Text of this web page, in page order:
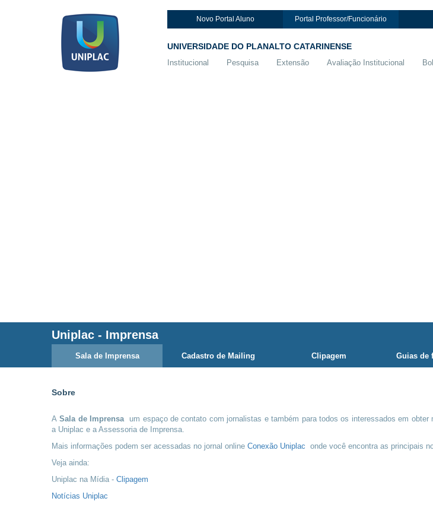
Novo Portal Aluno Portal Professor/Funcionário
UNIVERSIDADE DO PLANALTO CATARINENSE
Institucional Pesquisa Extensão Avaliação Institucional
Uniplac - Imprensa
Sala de Imprensa Cadastro de Mailing Clipagem Guias de
Sobre
ASala de Imprensa um espaço de contato com jornalistas e também para todos os interessados em obter
a Uniplac e a Assessoria de Imprensa.
Mais informações podem ser acessadas no jornal online Conexão Uniplac onde você encontra as principais
Veja ainda:
Uniplac na Mídia - Clipagem
Notícias Uniplac